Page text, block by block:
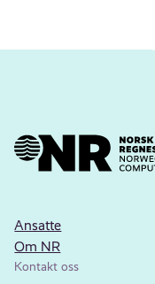
Ansatte
Om NR
Kontakt oss